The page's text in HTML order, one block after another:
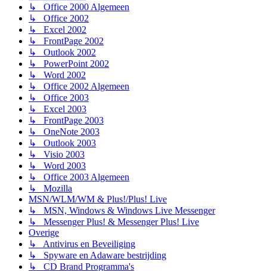
↳ Office 2000 Algemeen
↳ Office 2002
↳ Excel 2002
↳ FrontPage 2002
↳ Outlook 2002
↳ PowerPoint 2002
↳ Word 2002
↳ Office 2002 Algemeen
↳ Office 2003
↳ Excel 2003
↳ FrontPage 2003
↳ OneNote 2003
↳ Outlook 2003
↳ Visio 2003
↳ Word 2003
↳ Office 2003 Algemeen
↳ Mozilla
MSN/WLM/WM & Plus!/Plus! Live
↳ MSN, Windows & Windows Live Messenger
↳ Messenger Plus! & Messenger Plus! Live
Overige
↳ Antivirus en Beveiliging
↳ Spyware en Adaware bestrijding
↳ CD Brand Programma's